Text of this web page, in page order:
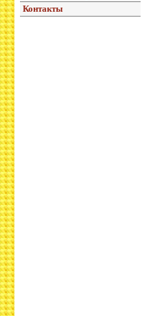
Контакты